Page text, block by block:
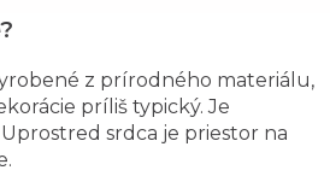
z prírodného materiálu,
príliš typický. Je
srdca je priestor na